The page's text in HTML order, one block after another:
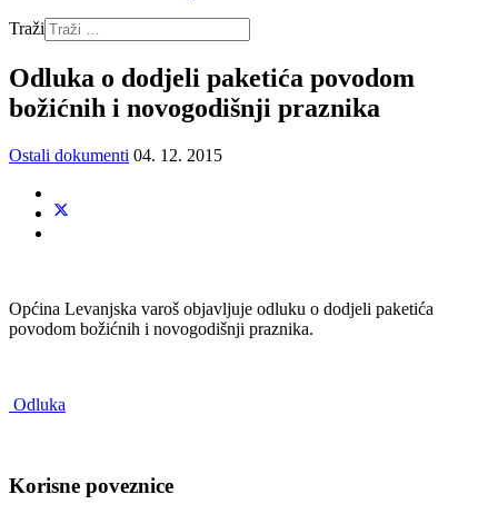
Traži
Odluka o dodjeli paketića povodom
božićnih i novogodišnji praznika
Ostali dokumenti 04. 12. 2015
Općina Levanjska varoš objavljuje odluku o dodjeli paketića
povodom božićnih i novogodišnji praznika.
Odluka
Korisne poveznice